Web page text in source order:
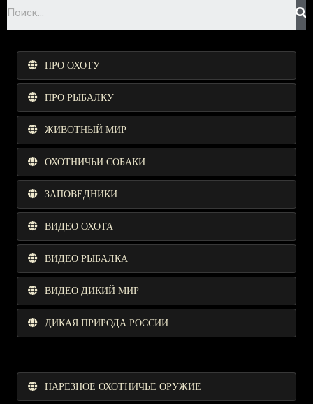
ПРО ОХОТУ
ПРО РЫБАЛКУ
ЖИВОТНЫЙ МИР
ОХОТНИЧЬИ СОБАКИ
ЗАПОВЕДНИКИ
ВИДЕО ОХОТА
ВИДЕО РЫБАЛКА
ВИДЕО ДИКИЙ МИР
ДИКАЯ ПРИРОДА РОССИИ
НАРЕЗНОЕ ОХОТНИЧЬЕ ОРУЖИЕ